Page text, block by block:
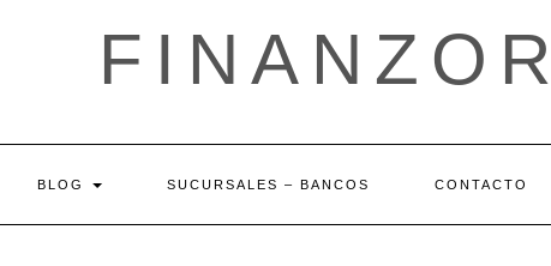
BLOG SUCURSALES – BANCOS CONTACTO